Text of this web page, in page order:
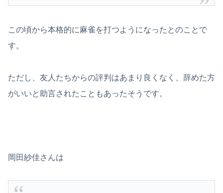
この頃から本格的に麻雀を打つようになったとのことで
す。
ただし、友人たちからの評判はあまり良くなく、辞めた方
がいいと助言されたこともあったそうです。
岡田紗佳さんは